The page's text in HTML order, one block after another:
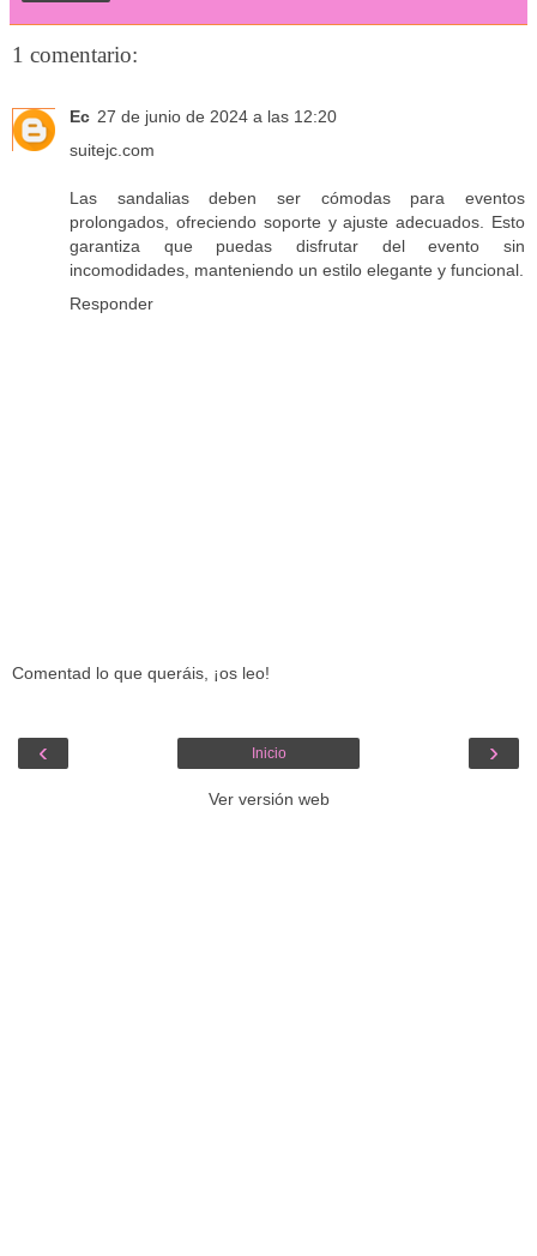
1 comentario:
Ec 27 de junio de 2024 a las 12:20
suitejc.com
Las sandalias deben ser cómodas para eventos
prolongados, ofreciendo soporte y ajuste adecuados. Esto
garantiza que puedas disfrutar del evento sin
incomodidades, manteniendo un estilo elegante y funcional.
Responder
Comentad lo que queráis, ¡os leo!
‹ ›
Inicio
Ver versión web